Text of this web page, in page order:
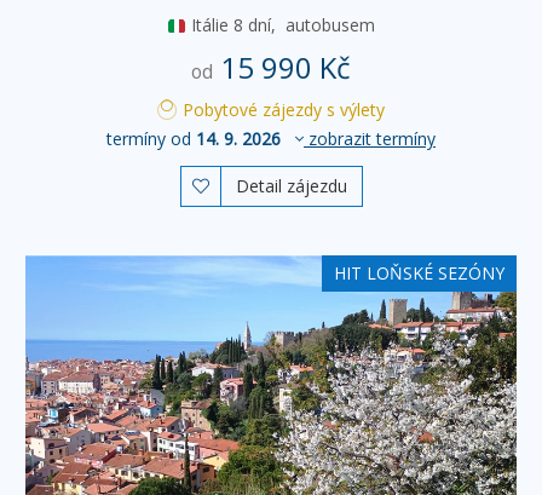
Itálie 8 dní, autobusem
od 15 990 Kč
Pobytové zájezdy s výlety
termíny od 14. 9. 2026 zobrazit termíny
 Detail zájezdu
HIT LOŇSKÉ SEZÓNY